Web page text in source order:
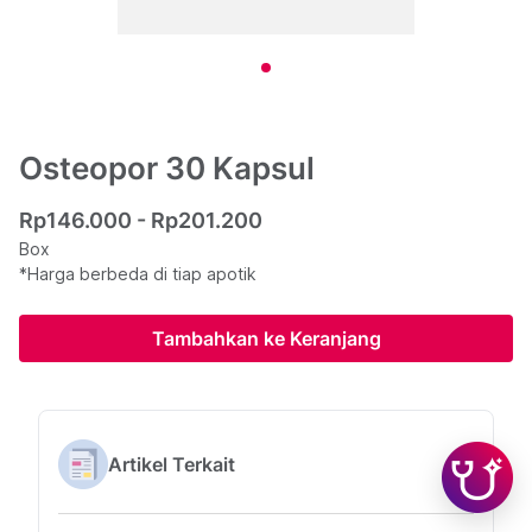
Osteopor 30 Kapsul
Rp146.000 - Rp201.200
Box
*Harga berbeda di tiap apotik
Tambahkan ke Keranjang
Artikel Terkait